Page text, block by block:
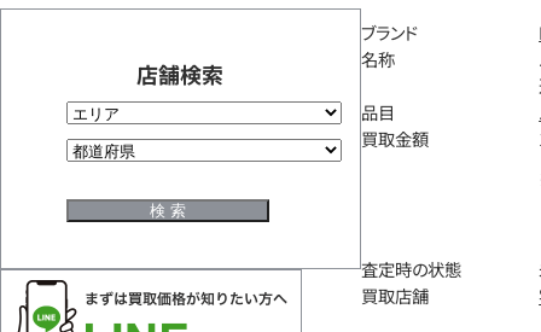
店舗検索
ブランド
名称
品目
買取金額
査定時の状態
買取店舗